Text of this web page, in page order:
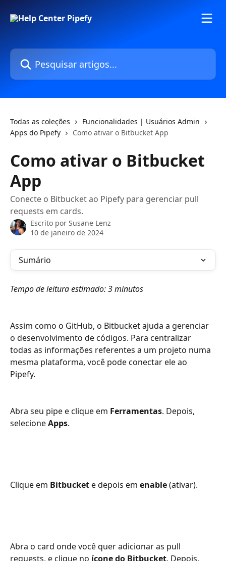
Pesquisar artigos...
Todas as coleções
Funcionalidades | Usuários Admin
Apps do Pipefy
Como ativar o Bitbucket App
Como ativar o Bitbucket
App
Conecte o Bitbucket ao Pipefy para gerenciar pull
requests em cards.
Escrito por Susane Lenz
10 de janeiro de 2024
Sumário
Tempo de leitura estimado: 3 minutos
Assim como o GitHub, o Bitbucket ajuda a gerenciar
o desenvolvimento de códigos. Para centralizar
todas as informações referentes a um projeto numa
mesma plataforma, você pode conectar ele ao
Pipefy.
Abra seu pipe e clique em Ferramentas. Depois,
selecione Apps.
Clique em Bitbucket e depois em enable (ativar).
Abra o card onde você quer adicionar as pull
requests, e clique no ícone do Bitbucket. Depois,